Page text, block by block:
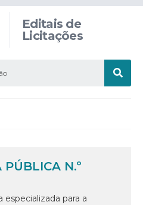
Editais de
Licitações
PÚBLICA N.º
para a